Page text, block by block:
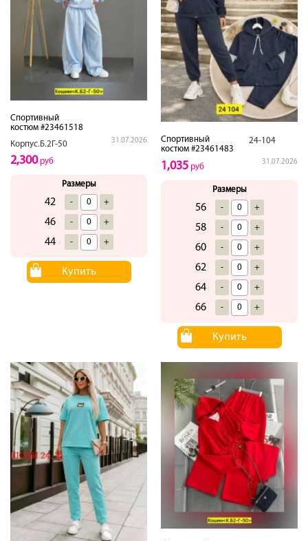
Спортивный
костюм #23461518
Корпус.Б.2Г-50
31.07.2026
2,300руб
Размеры
42 - +
46 - +
44 - +
Купить
Спортивный
костюм #23461483
24-104
31.07.2026
1,035 руб
Размеры
56 - +
58 - +
60 - +
62 - +
64 - +
66 - +
Купить